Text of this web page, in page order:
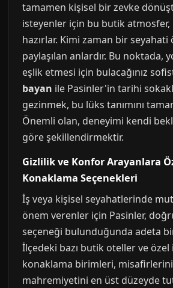
tamamen kişisel bir zevke
isteyenler için bu butik
hazırlar. Kimi zaman bir seyahati
paylaşılan anlardır. Bu noktada,
eşlik etmesi için bulacağınız
bayan ile Pasinler'in tarihi
gezinmek, bu lüks tanımını
Önemli olan, deneyimi kendi
göre şekillendirmektir.
Gizlilik ve Konfor Arayanlara
Konaklama Seçenekleri
İş veya kişisel seyahatlerinde
önem verenler için Pasinler,
seçeneği bulunduğunda adeta bir
İlçedeki bazı butik oteller ve özel
konaklama birimleri,
mahremiyetini en üst düzeyde